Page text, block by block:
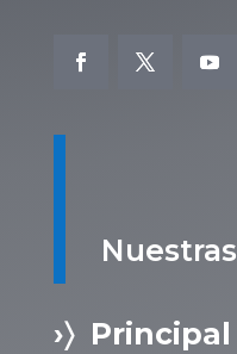
›〉 Principal